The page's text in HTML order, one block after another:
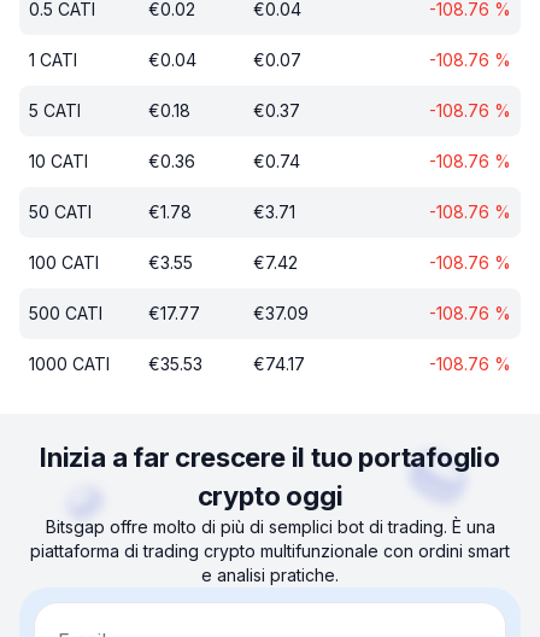
0.5 CATI €0.02 €0.04 -108.76 %
1 CATI €0.04 €0.07 -108.76 %
5 CATI €0.18 €0.37 -108.76 %
10 CATI €0.36 €0.74 -108.76 %
50 CATI €1.78 €3.71 -108.76 %
100 CATI €3.55 €7.42 -108.76 %
500 CATI €17.77 €37.09 -108.76 %
1000 CATI €35.53 €74.17 -108.76 %
Inizia a far crescere il tuo portafoglio
crypto oggi
Bitsgap offre molto di più di semplici bot di trading. È una
piattaforma di trading crypto multifunzionale con ordini smart
e analisi pratiche.